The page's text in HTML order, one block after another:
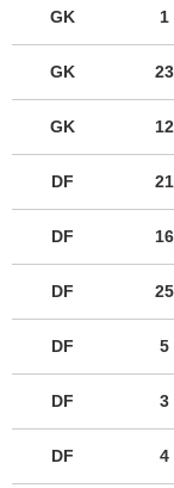
GK 1
GK 23
GK 12
DF 21
DF 16
DF 25
DF 5
DF 3
DF 4